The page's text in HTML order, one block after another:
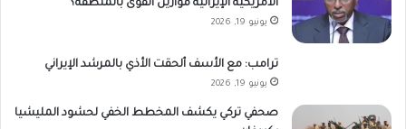
الأمريكية الإيرانية موازين القوى بالمنطقة؟
يونيو 19, 2026
ترامب: مع الأسف ألحقت الأذي بالمرشد الإيراني
يونيو 19, 2026
صحفي تركي يكشف المخطط الخفي لحشود المليشيا